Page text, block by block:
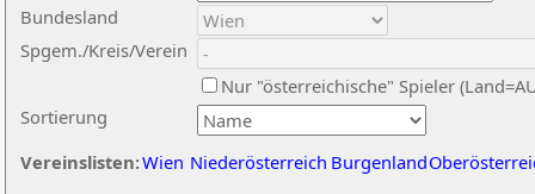
Sortierung
Bundesland
Spgem./Kreis/Verein
Nur "österreichische" Spieler
Vereinslisten:Wien Niederösterreich Burgenland